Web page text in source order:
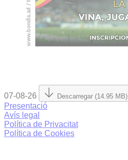
07-08-26 Descarregar (14.95 MB)
Presentació
Avís legal
Política de Privacitat
Política de Cookies